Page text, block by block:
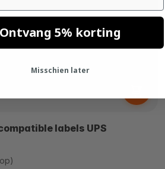
labels UPS
Ontvang 5% korting
Misschien later